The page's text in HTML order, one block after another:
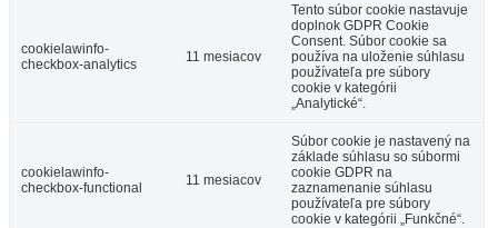
cookielawinfo-
checkbox-analytics
11 mesiacov
Tento súbor cookie nastavuje
doplnok GDPR Cookie
Consent. Súbor cookie sa
používa na uloženie súhlasu
používateľa pre súbory
cookie v kategórii
„Analytické“.
cookielawinfo-
checkbox-functional
11 mesiacov
Súbor cookie je nastavený na
základe súhlasu so súbormi
cookie GDPR na
zaznamenanie súhlasu
používateľa pre súbory
cookie v kategórii „Funkčné“.